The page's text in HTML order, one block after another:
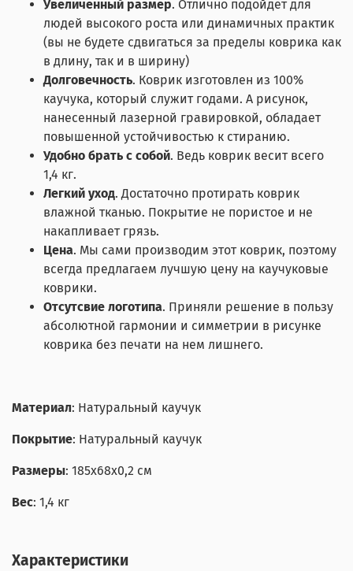
Увеличенный размер. Отлично подойдет для
людей высокого роста или динамичных практик
(вы не будете сдвигаться за пределы коврика как
в длину, так и в ширину)
Долговечность. Коврик изготовлен из 100%
каучука, который служит годами. А рисунок,
нанесенный лазерной гравировкой, обладает
повышенной устойчивостью к стиранию.
Удобно брать с собой. Ведь коврик весит всего
1,4 кг.
Легкий уход. Достаточно протирать коврик
влажной тканью. Покрытие не пористое и не
накапливает грязь.
Цена. Мы сами производим этот коврик, поэтому
всегда предлагаем лучшую цену на каучуковые
коврики.
Отсутсвие логотипа. Приняли решение в пользу
абсолютной гармонии и симметрии в рисунке
коврика без печати на нем лишнего.
Материал: Натуральный каучук
Покрытие: Натуральный каучук
Размеры: 185x68x0,2 см
Вес: 1,4 кг
Характеристики